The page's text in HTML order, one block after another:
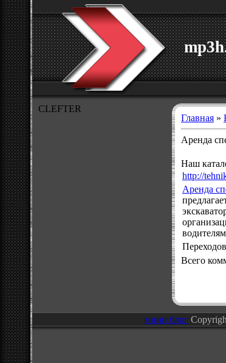
CLEFTER
Главная »
Аренда
Наш
http://
Аренда
Переходов
Всего
мини блог